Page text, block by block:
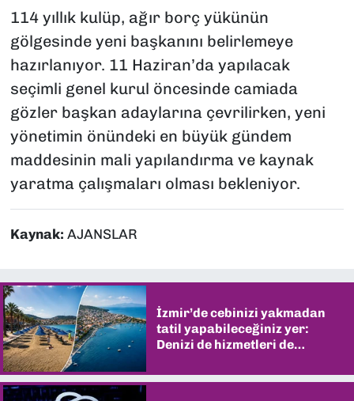
114 yıllık kulüp, ağır borç yükünün
gölgesinde yeni başkanını belirlemeye
hazırlanıyor. 11 Haziran’da yapılacak
seçimli genel kurul öncesinde camiada
gözler başkan adaylarına çevrilirken, yeni
yönetimin önündeki en büyük gündem
maddesinin mali yapılandırma ve kaynak
yaratma çalışmaları olması bekleniyor.
Kaynak: AJANSLAR
İzmir’de cebinizi yakmadan
tatil yapabileceğiniz yer:
Denizi de hizmetleri de